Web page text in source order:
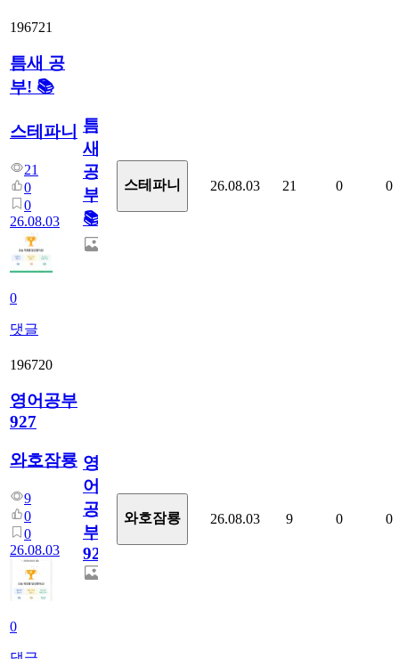
196721
틈새 공
부! 📚
스테파니
21
0
0
26.08.03
0
댓글
틈
새
공
부!
📚
스테파니 26.08.03 21 0 0
196720
영어공부
927
와호잠룡
9
0
0
26.08.03
0
영
어
공
부
927
와호잠룡 26.08.03 9 0 0